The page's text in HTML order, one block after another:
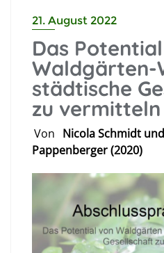
21. August 2022
Das
Waldgärten-
städtische
zu vermitteln
Von Nicola Schmidt
Pappenberger (2020)